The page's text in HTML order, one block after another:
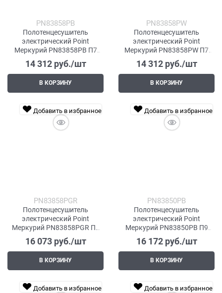
PN83858PB
Полотенцесушитель
электрический Point
Меркурий PN83858PB П7
500x800 с полкой, диммер
справа, черный
14 312 руб./шт
В КОРЗИНУ
PN83858PW
Полотенцесушитель
электрический Point
Меркурий PN83858PW П7
500x800 с полкой, диммер
справа, белый
14 312 руб./шт
В КОРЗИНУ
Добавить в избранное
PN83858PGR
Полотенцесушитель
электрический Point
Меркурий PN83858PGR П7
500x800 с полкой, диммер
справа, графит премиум
16 073 руб./шт
В КОРЗИНУ
Добавить в избранное
PN83850PB
Полотенцесушитель
электрический Point
Меркурий PN83850PB П9
500x1000 с полкой, диммер
справа, черный
16 172 руб./шт
В КОРЗИНУ
Добавить в избранное Добавить в избранное